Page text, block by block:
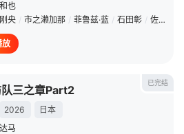
也
央 / 市之濑加那 / 菲鲁兹·蓝 / 石田彰 / 佐仓绫音
放
已完结
三之章Part2
2026
日本
马